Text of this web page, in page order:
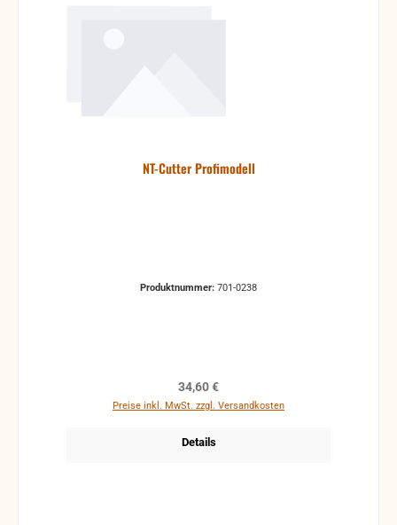
NT-Cutter Profimodell
Produktnummer: 701-0238
Regulärer Preis:
34,60 €
Preise inkl. MwSt. zzgl. Versandkosten
Details